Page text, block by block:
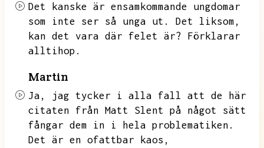
Det kanske är ensamkommande ungdomar
som inte ser så unga ut.
Det liksom,
kan det vara där felet är?
Förklarar
alltihop.
Martin
Ja,
jag tycker i alla fall att de här
citaten från Matt Slent på något sätt
fångar dem in i hela problematiken.
Det är en ofattbar kaos,